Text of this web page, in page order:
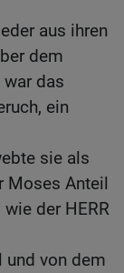
aus ihren
dem
war das
ein
sie als
Moses Anteil
der HERR
und von dem